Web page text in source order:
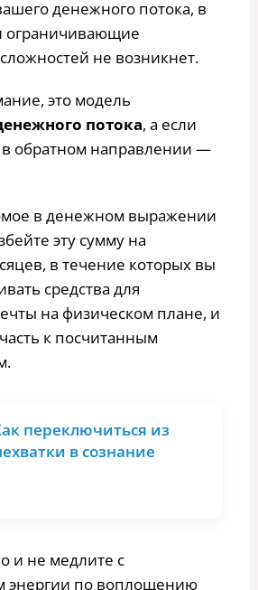
денежного потока, в
ограничивающие
не возникнет.
это модель
потока, а если
в обратном направлении —
в денежном выражении
эту сумму на
в течение которых вы
средства для
на физическом плане, и
к посчитанным
переключиться из
в сознание
и не медлите с
энергии по воплощению